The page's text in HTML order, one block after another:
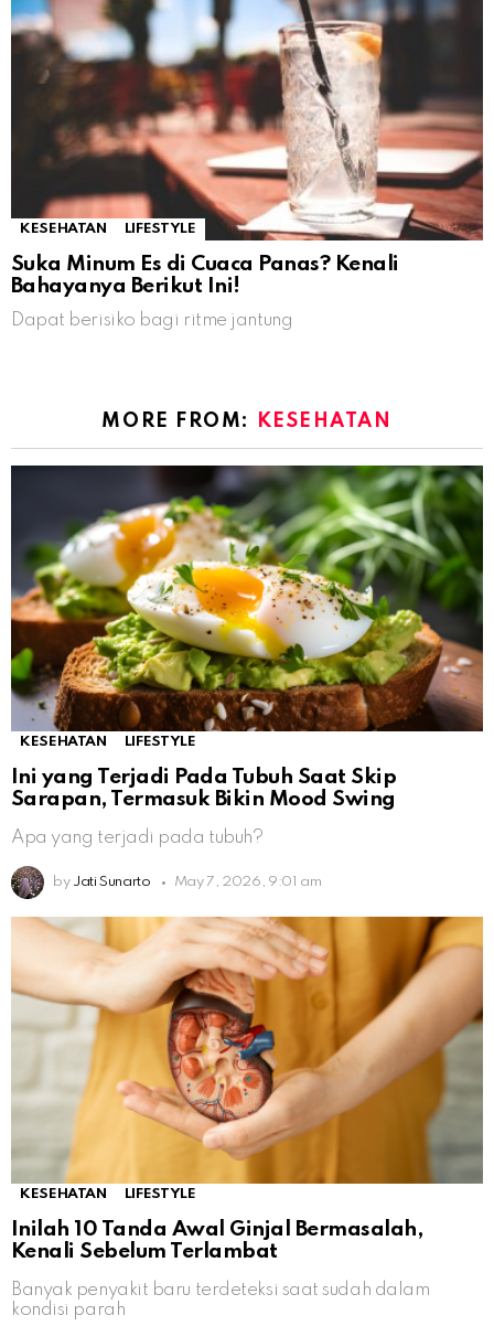
KESEHATAN LIFESTYLE
Suka Minum Es di Cuaca Panas? Kenali
Bahayanya Berikut Ini!
Dapat berisiko bagi ritme jantung
MORE FROM: KESEHATAN
KESEHATAN LIFESTYLE
Ini yang Terjadi Pada Tubuh Saat Skip
Sarapan, Termasuk Bikin Mood Swing
Apa yang terjadi pada tubuh?
by Jati Sunarto May 7, 2026, 9:01 am
KESEHATAN LIFESTYLE
Inilah 10 Tanda Awal Ginjal Bermasalah,
Kenali Sebelum Terlambat
Banyak penyakit baru terdeteksi saat sudah dalam
kondisi parah